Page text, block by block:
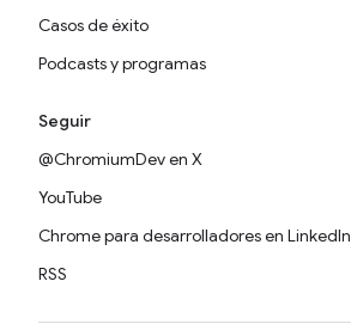
Casos de éxito
Podcasts y programas
Seguir
@ChromiumDev en X
YouTube
Chrome para desarrolladores en LinkedIn
RSS